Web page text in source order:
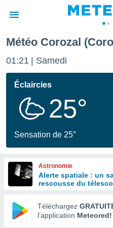
de
Météo Corozal
01:21 Samedi
Éclaircies
25°
Sensation de 25°
Astronomie
Alerte spatiale : un
rescousse du
Téléchargez
l’application Meteored!